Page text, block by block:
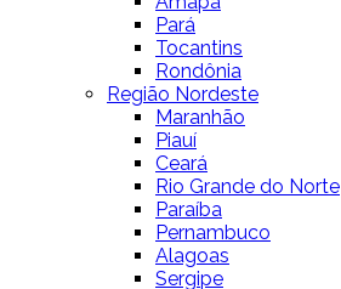
Pará
Tocantins
Rondônia
Região Nordeste
Maranhão
Piauí
Ceará
Rio Grande do Norte
Paraíba
Pernambuco
Alagoas
Sergipe